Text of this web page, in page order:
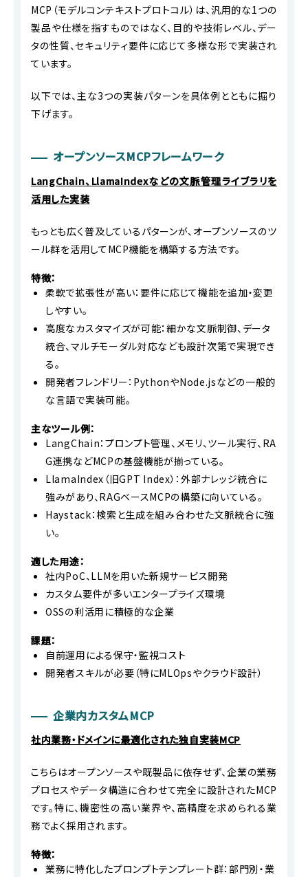
MCP（モデルコンテキストプロトコル）は、汎用的な1つの
製品や仕様を指すものではなく、目的や技術レベル、デー
タの性質、セキュリティ要件に応じて多様な形で実装され
ています。
以下では、主な3つの実装パターンを具体例とともに掘り
下げます。
オープンソースMCPフレームワーク
LangChain、LlamaIndexなどの文脈管理ライブラリを
活用した実装
もっとも広く普及しているパターンが、オープンソースのツ
ール群を活用してMCP機能を構築する方法です。
特徴：
柔軟で拡張性が高い：要件に応じて機能を追加・変更
しやすい。
高度なカスタマイズが可能：細かな文脈制御、データ
統合、マルチモーダル対応なども設計次第で実現でき
る。
開発者フレンドリー：PythonやNode.jsなどの一般的
な言語で実装可能。
主なツール例：
LangChain：プロンプト管理、メモリ、ツール実行、RA
G連携などMCPの基盤機能が揃っている。
LlamaIndex（旧GPT Index）：外部ナレッジ統合に
強みがあり、RAGベースMCPの構築に向いている。
Haystack：検索と生成を組み合わせた文脈統合に強
い。
適した用途：
社内PoC、LLMを用いた新規サービス開発
カスタム要件が多いエンタープライズ環境
OSSの利活用に積極的な企業
課題：
自前運用による保守・監視コスト
開発者スキルが必要（特にMLOpsやクラウド設計）
企業内カスタムMCP
社内業務・ドメインに最適化された独自実装MCP
こちらはオープンソースや既製品に依存せず、企業の業務
プロセスやデータ構造に合わせて完全に設計されたMCP
です。特に、機密性の高い業界や、高精度を求められる業
務でよく採用されます。
特徴：
業務に特化したプロンプトテンプレート群：部門別・業